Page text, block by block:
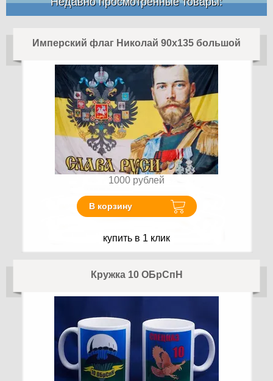
Имперский флаг Николай 90х135 большой
1000 рублей
В корзину
купить в 1 клик
Кружка 10 ОБрСпН